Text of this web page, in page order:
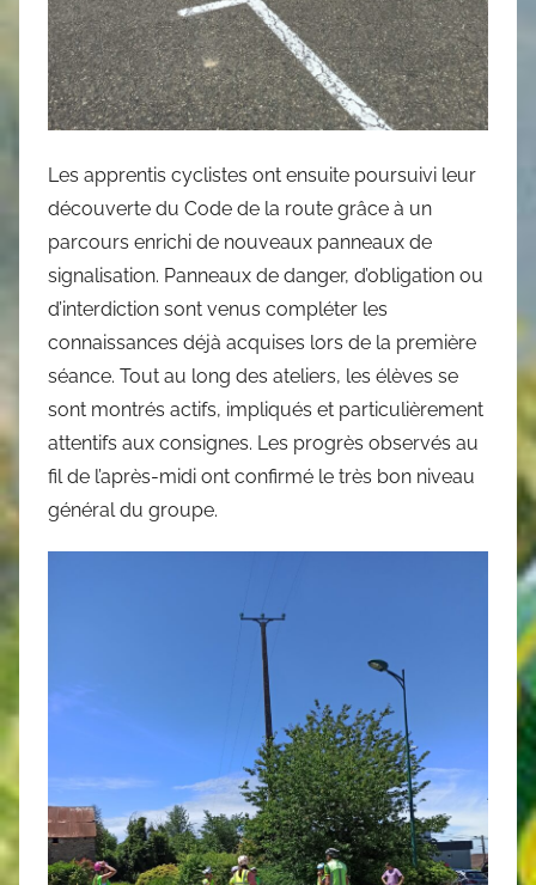
Les apprentis cyclistes ont ensuite poursuivi leur
découverte du Code de la route grâce à un
parcours enrichi de nouveaux panneaux de
signalisation. Panneaux de danger, d’obligation ou
d’interdiction sont venus compléter les
connaissances déjà acquises lors de la première
séance. Tout au long des ateliers, les élèves se
sont montrés actifs, impliqués et particulièrement
attentifs aux consignes. Les progrès observés au
fil de l’après-midi ont confirmé le très bon niveau
général du groupe.